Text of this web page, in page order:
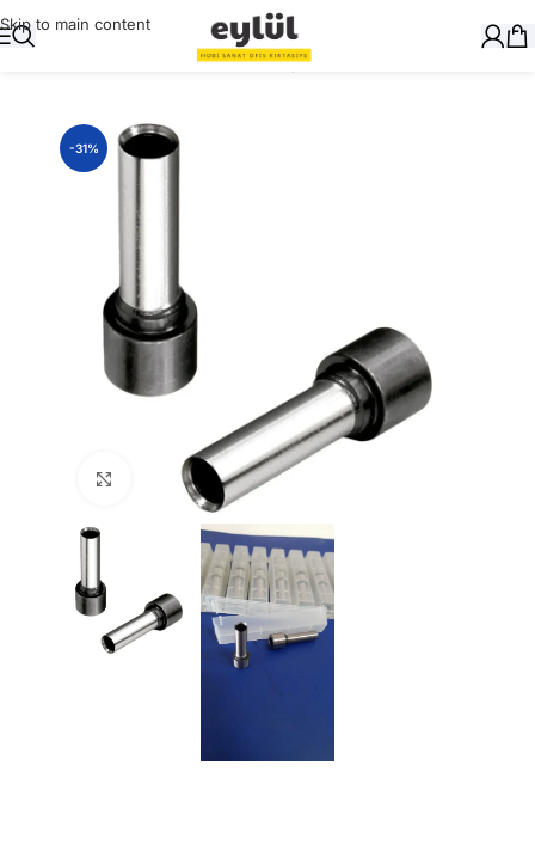
Skip to main content
Masaüstü Gereçler/Delgeçler
-31%
Büyütmek için tıklayın